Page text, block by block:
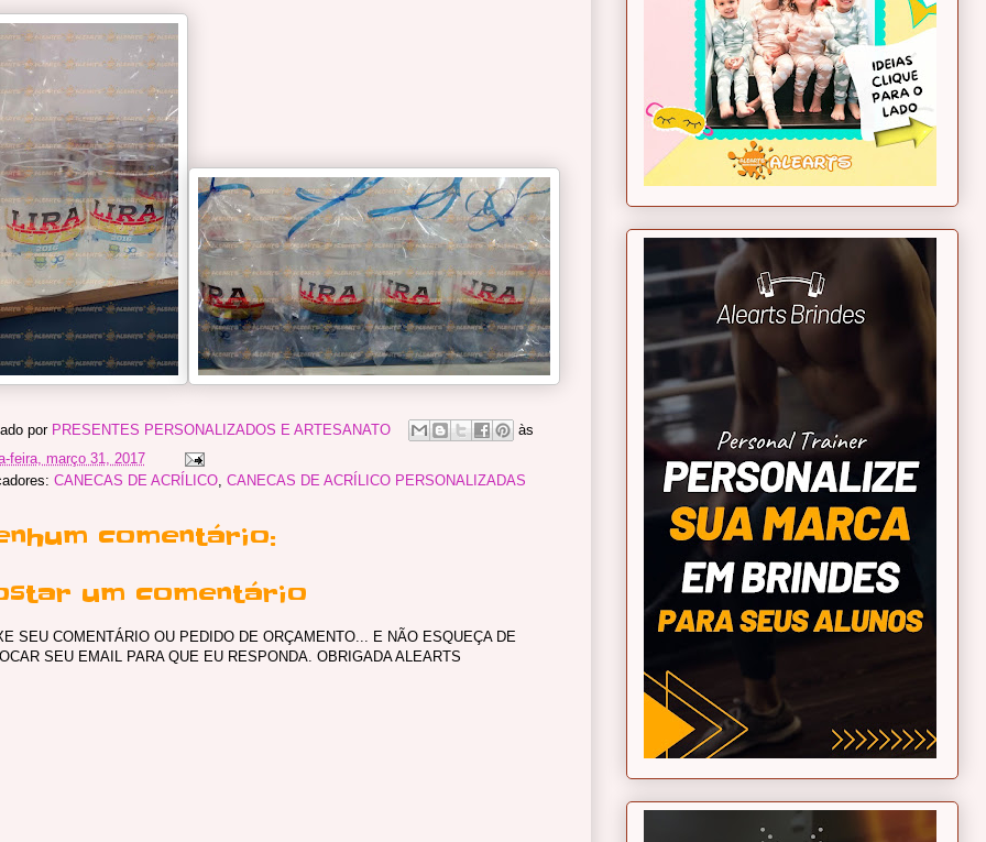
por PRESENTES PERSONALIZADOS E ARTESANATO
às
feira, março 31, 2017
CANECAS DE ACRÍLICO, CANECAS DE ACRÍLICO PERSONALIZADAS
comentário:
um comentário
SEU COMENTÁRIO OU PEDIDO DE ORÇAMENTO... E NÃO ESQUEÇA DE
SEU EMAIL PARA QUE EU RESPONDA. OBRIGADA ALEARTS